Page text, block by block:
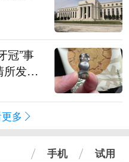
冠”事
所发视
多
手机 试用